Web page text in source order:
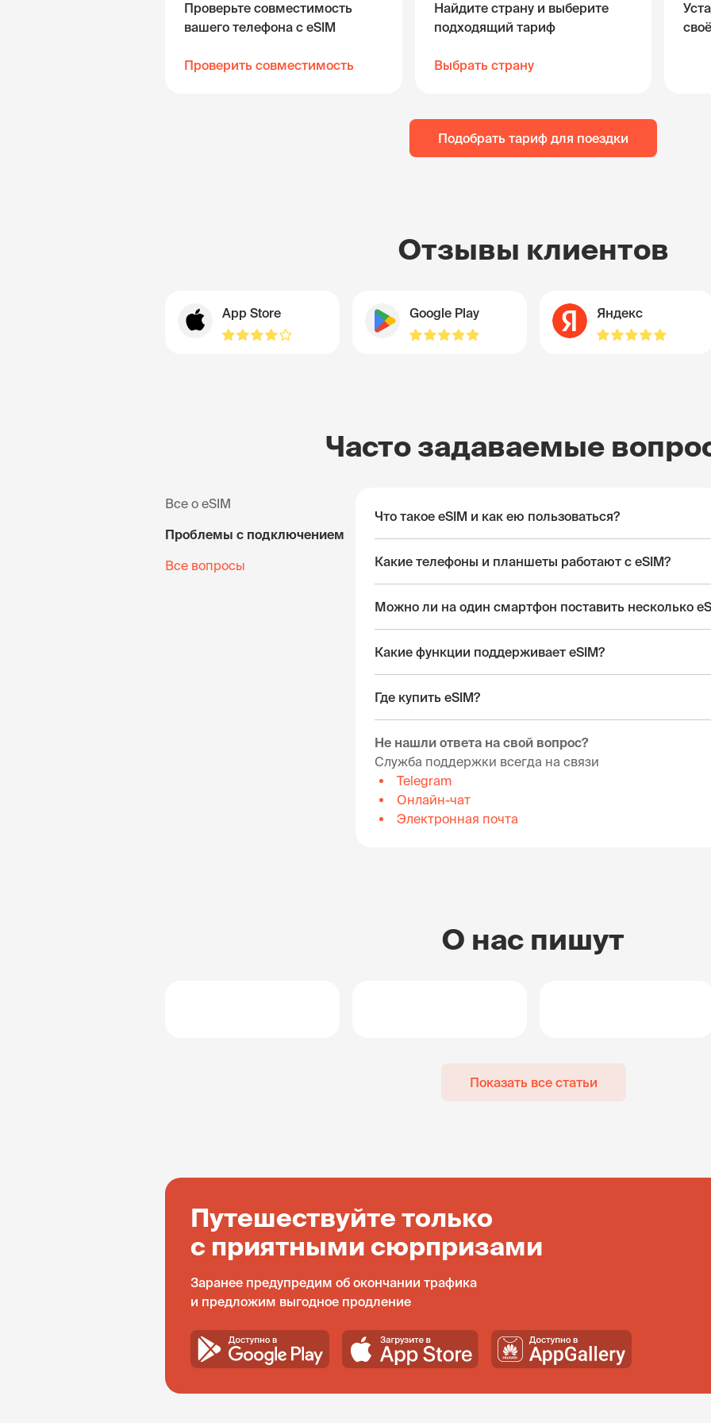
Проверьте совместимость
вашего телефона с eSIM
Проверить совместимость
Найдите страну и выберите
подходящий тариф
Выбрать страну
Подобрать тариф для поездки
Отзывы клиентов
App Store Google Play Яндекс
Часто задаваемые
Все о eSIM
Проблемы с подключением
Все вопросы
Что такое eSIM и как ею пользоваться?
Какие телефоны и планшеты работают с eSIM?
Можно ли на один смартфон поставить несколько
Какие функции поддерживает eSIM?
Где купить eSIM?
Не нашли ответа на свой вопрос?
Служба поддержки всегда на связи
Telegram
Онлайн-чат
Электронная почта
О нас пишут
Показать все статьи
Путешествуйте только
с приятными сюрпризами
Заранее предупредим об окончании трафика
и предложим выгодное продление